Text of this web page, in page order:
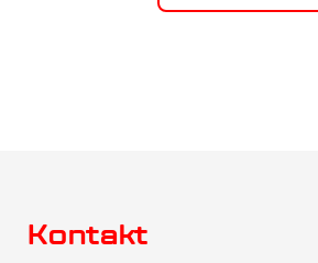
Kontakt